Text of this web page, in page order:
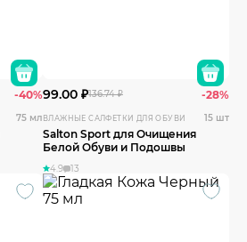
-40%
75 мл
99.00 ₽136.74 ₽ -28%
ВЛАЖНЫЕ САЛФЕТКИ ДЛЯ ОБУВИ 15 шт
Salton Sport для Очищения
Белой Обуви и Подошвы
4.9 13